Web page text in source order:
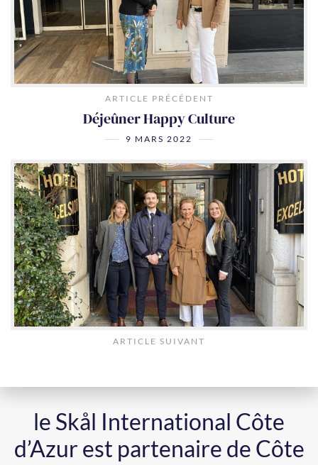
ARTICLE PRÉCÉDENT
Déjeûner Happy Culture
9 MARS 2022
ARTICLE SUIVANT
le Skål International Côte
d’Azur est partenaire de Côte